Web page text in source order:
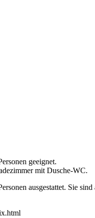
geeignet.
mit Dusche-WC.
ausgestattet. Sie